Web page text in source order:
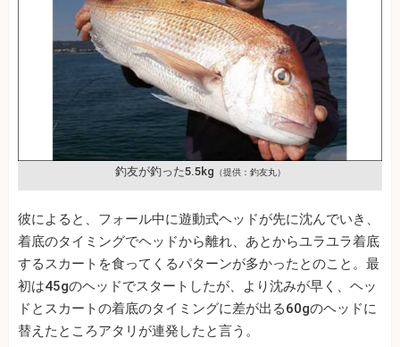
釣友が釣った5.5kg （提供：釣友丸）
彼によると、フォール中に遊動式ヘッドが先に沈んでいき、
着底のタイミングでヘッドから離れ、あとからユラユラ着底
するスカートを食ってくるパターンが多かったとのこと。最
初は45gのヘッドでスタートしたが、より沈みが早く、ヘッ
ドとスカートの着底のタイミングに差が出る60gのヘッドに
替えたところアタリが連発したと言う。